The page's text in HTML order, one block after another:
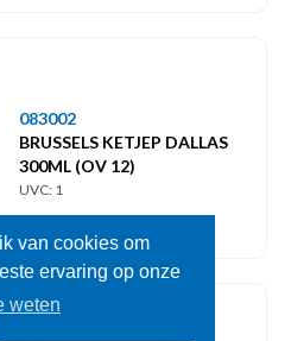
van cookies om
ervaring op onze
weten
083002
BRUSSELS KETJEP DALLAS
300ML (OV 12)
UVC: 1